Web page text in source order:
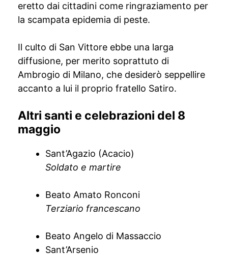
eretto dai cittadini come ringraziamento per
la scampata epidemia di peste.
Il culto di San Vittore ebbe una larga
diffusione, per merito soprattuto di
Ambrogio di Milano, che desiderò seppellire
accanto a lui il proprio fratello Satiro.
Altri santi e celebrazioni del 8
maggio
Sant’Agazio (Acacio)
Soldato e martire
Beato Amato Ronconi
Terziario francescano
Beato Angelo di Massaccio
Sant’Arsenio